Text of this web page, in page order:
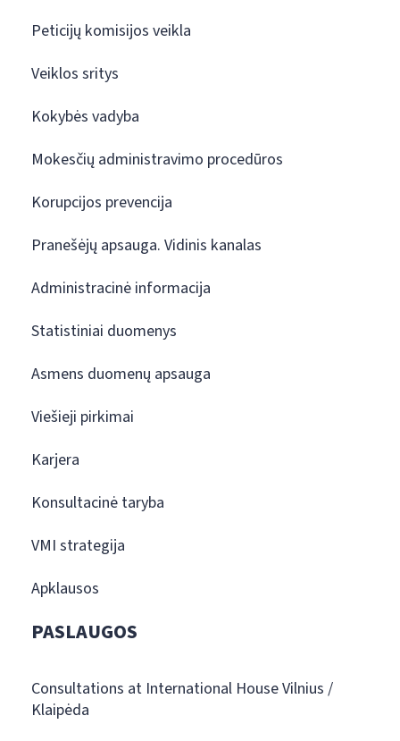
Peticijų komisijos veikla
Veiklos sritys
Kokybės vadyba
Mokesčių administravimo procedūros
Korupcijos prevencija
Pranešėjų apsauga. Vidinis kanalas
Administracinė informacija
Statistiniai duomenys
Asmens duomenų apsauga
Viešieji pirkimai
Karjera
Konsultacinė taryba
VMI strategija
Apklausos
PASLAUGOS
Consultations at International House Vilnius /
Klaipėda